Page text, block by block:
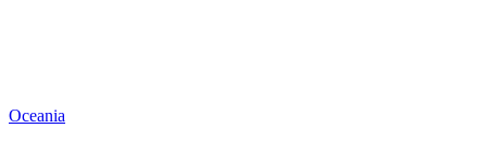
Oceania